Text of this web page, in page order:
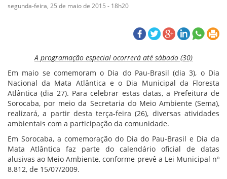
segunda-feira, 25 de maio de 2015 - 18h20
A programação especial ocorrerá até sábado (30)
Em maio se comemoram o Dia do Pau-Brasil (dia 3), o Dia
Nacional da Mata Atlântica e o Dia Municipal da Floresta
Atlântica (dia 27). Para celebrar estas datas, a Prefeitura de
Sorocaba, por meio da Secretaria do Meio Ambiente (Sema),
realizará, a partir desta terça-feira (26), diversas atividades
ambientais com a participação da comunidade.
Em Sorocaba, a comemoração do Dia do Pau-Brasil e Dia da
Mata Atlântica faz parte do calendário oficial de datas
alusivas ao Meio Ambiente, conforme prevê a Lei Municipal nº
8.812, de 15/07/2009.